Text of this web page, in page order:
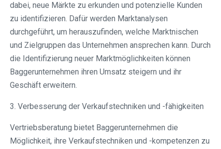
dabei, neue Märkte zu erkunden und potenzielle Kunden
zu identifizieren. Dafür werden Marktanalysen
durchgeführt, um herauszufinden, welche Marktnischen
und Zielgruppen das Unternehmen ansprechen kann. Durch
die Identifizierung neuer Marktmöglichkeiten können
Baggerunternehmen ihren Umsatz steigern und ihr
Geschäft erweitern.
3. Verbesserung der Verkaufstechniken und -fähigkeiten
Vertriebsberatung bietet Baggerunternehmen die
Möglichkeit, ihre Verkaufstechniken und -kompetenzen zu